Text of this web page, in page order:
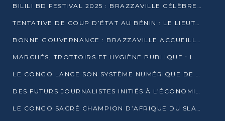
BILILI BD FESTIVAL 2025 : BRAZZAVILLE CÉLÈBRE DIX ANS DE CRÉATION GRAPHIQUE AFRICAINE
TENTATIVE DE COUP D’ÉTAT AU BÉNIN : LE LIEUTENANT-COLONEL TIGRI S’AUTOPROCLAME CHEF D’UN COMITÉ MILITAIRE
BONNE GOUVERNANCE : BRAZZAVILLE ACCUEILLE LES PREMIÈRES JOURNÉES CONGOLAISES DE L’ÉVALUATION
MARCHÉS, TROTTOIRS ET HYGIÈNE PUBLIQUE : LE GOUVERNEMENT DURCIT LE TON
LE CONGO LANCE SON SYSTÈME NUMÉRIQUE DE VÉRIFICATION DU BOIS
DES FUTURS JOURNALISTES INITIÉS À L’ÉCONOMIE BLEUE DURABLE
LE CONGO SACRÉ CHAMPION D’AFRIQUE DU SLAM 2025